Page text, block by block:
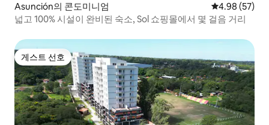
Asunción의 콘도미니엄 평점 4.98점(5
4.98 (57)
넓고 100% 시설이 완비된 숙소, Sol 쇼핑몰에서 몇 걸음 거리
게스트 선호
게스트 선호